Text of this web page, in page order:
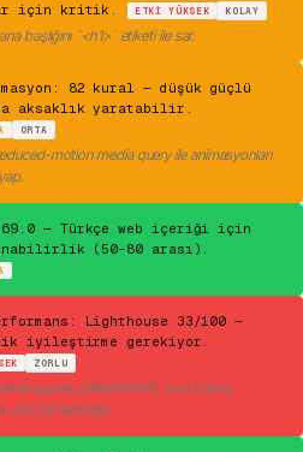
için kritik.
ETKIYÜKSEK KOLAY
başlığını `<h1>` etiketi ile sar.
82 kural — düşük güçlü
aksaklık yaratabilir.
ORTA
motion media query ile animasyonları
69.0 — Türkçe web içeriği için
(50-80 arası).
Lighthouse 33/100 —
iyileştirme gerekiyor.
ZORLU
(WebP/AVIF), kod bölme,
JS/CSS temizliği.